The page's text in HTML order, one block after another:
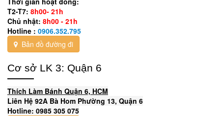
T2-T7: 8h00- 21h
Chủ nhật: 8h00 - 21h
Hotline : 0906.352.795
Bản đồ đường đi
Cơ sở LK 3: Quận 6
Thích Làm Bánh Quận 6, HCM
Liên Hệ 92A Bà Hom Phường 13, Quận 6
Hotline: 0985 305 075